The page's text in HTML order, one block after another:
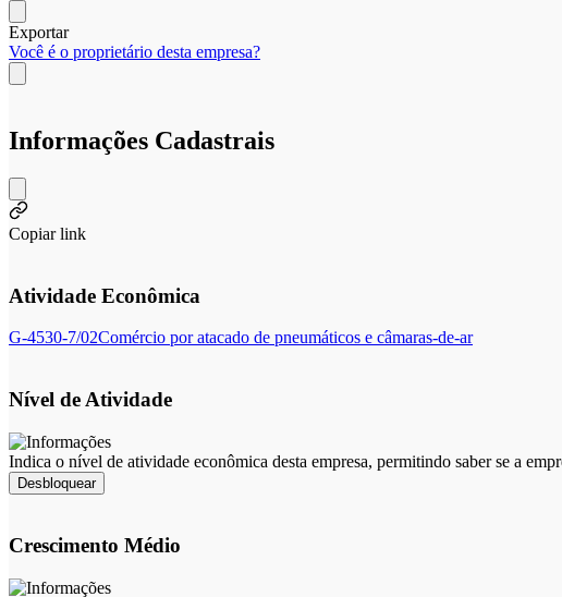
Exportar
Você é o proprietário desta empresa?
Informações Cadastrais
Copiar link
Atividade Econômica
G-4530-7/02Comércio por atacado de pneumáticos e câmaras-de-ar
Nível de Atividade
Indica o nível de atividade econômica desta empresa, permitindo saber se a
Desbloquear
Crescimento Médio